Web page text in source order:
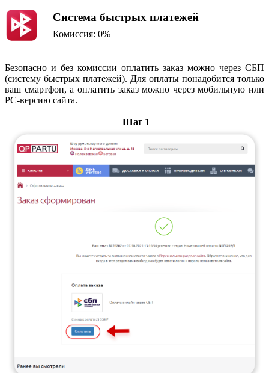
Система быстрых платежей
Комиссия: 0%
Безопасно и без комиссии оплатить заказ можно через СБП
(систему быстрых платежей). Для оплаты понадобится только
ваш смартфон, а оплатить заказ можно через мобильную или
PC-версию сайта.
Шаг 1